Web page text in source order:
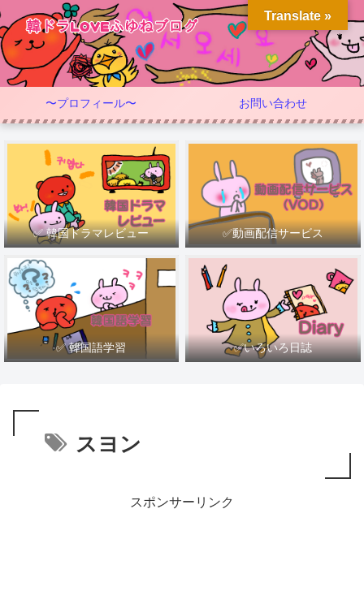
〜プロフィール〜 お問い合わせ
✅ 韓国ドラマレビュー ✅動画配信サービス
✅ 韓国語学習 ✅いろいろ日誌
スヨン
スポンサーリンク
Translate »